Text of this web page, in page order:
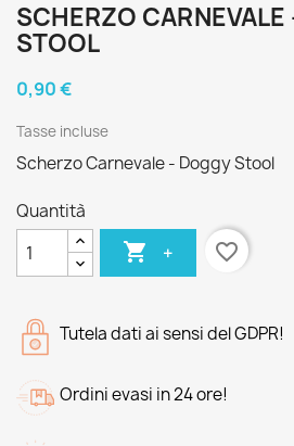
SCHERZO CARNEVALE
STOOL
0,90 €
Tasse incluse
Scherzo Carnevale - Doggy Stool
Quantità
 + favorite_border
Tutela dati ai sensi del GDPR!
Ordini evasi in 24 ore!